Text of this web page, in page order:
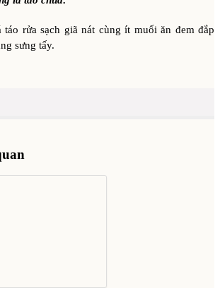
rửa sạch giã nát cùng ít muối ăn đem đắp
sưng tấy.